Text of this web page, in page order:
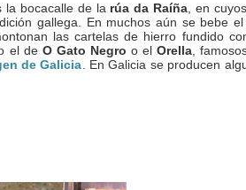
la bocacalle de la rúa da Raíña , en
gallega. En muchos aún se bebe
las cartelas de hierro fundido
el de O Gato Negro o elOrella ,
de Galicia . En Galicia se producen